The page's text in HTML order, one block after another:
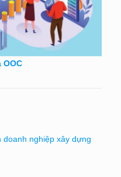
OOC
nghiệp xây dựng